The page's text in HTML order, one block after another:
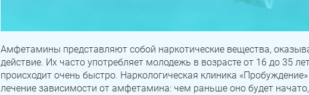
Амфетамины представляют собой наркотические вещества,
действие. Их часто употребляет молодежь в возрасте от 16 до 35
происходит очень быстро. Наркологическая клиника
лечение зависимости от амфетамина: чем раньше оно будет